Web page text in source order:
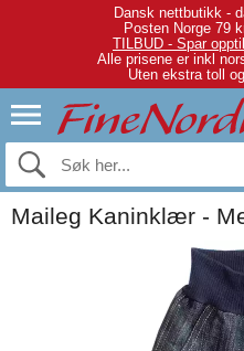
Dansk nettbutikk -
Posten Norge 79
TILBUD - Spar
Alle prisene er inkl
Uten ekstra toll
Maileg Kaninklær -